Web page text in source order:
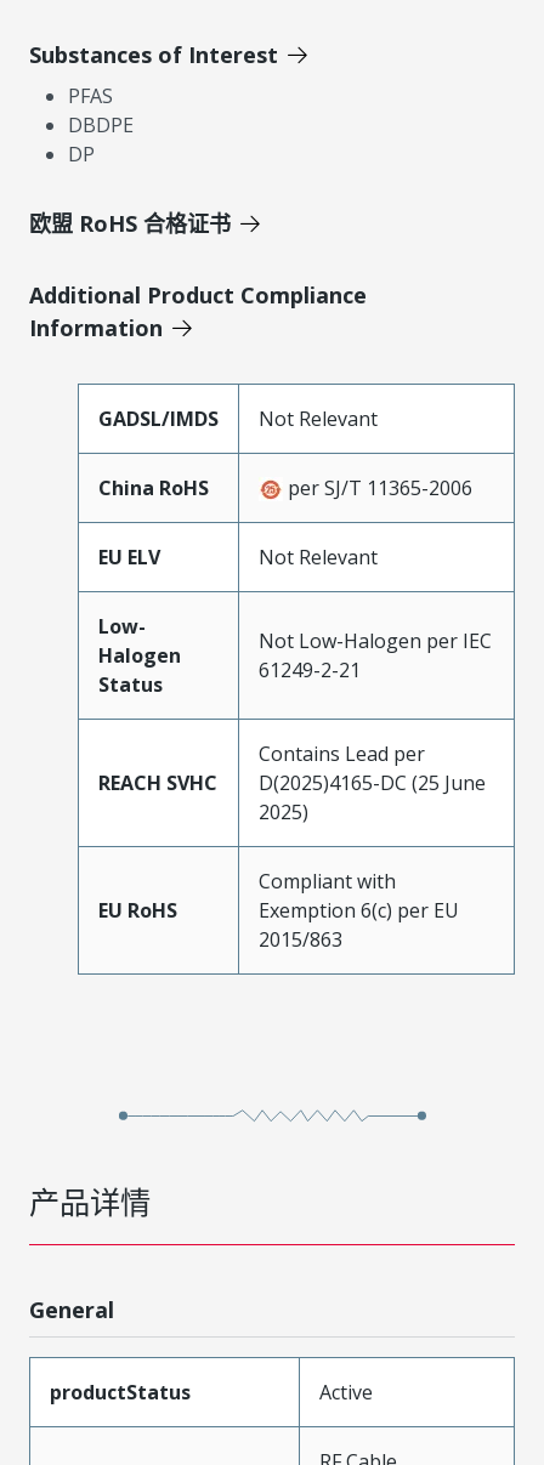
Substances of Interest
PFAS
DBDPE
DP
欧盟 RoHS 合格证书
Additional Product Compliance
Information
GADSL/IMDS Not Relevant
China RoHS per SJ/T 11365-2006
EU ELV Not Relevant
Low-
Halogen
Status
Not Low-Halogen per IEC
61249-2-21
REACH SVHC
Contains Lead per
D(2025)4165-DC (25 June
2025)
EU RoHS
Compliant with
Exemption 6(c) per EU
2015/863
产品详情
General
productStatus Active